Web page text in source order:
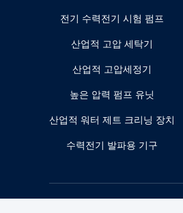
전기 수력전기 시험 펌프
산업적 고압 세탁기
산업적 고압세정기
높은 압력 펌프 유닛
산업적 워터 제트 크리닝 장치
수력전기 발파용 기구